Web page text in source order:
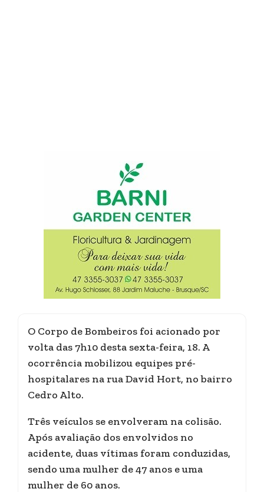
O Corpo de Bombeiros foi acionado por
volta das 7h10 desta sexta-feira, 18. A
ocorrência mobilizou equipes pré-
hospitalares na rua David Hort, no bairro
Cedro Alto.
Três veículos se envolveram na colisão.
Após avaliação dos envolvidos no
acidente, duas vítimas foram conduzidas,
sendo uma mulher de 47 anos e uma
mulher de 60 anos.